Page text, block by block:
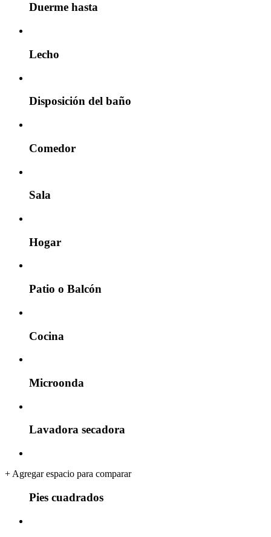
Duerme hasta
Lecho
Disposición del baño
Comedor
Sala
Hogar
Patio o Balcón
Cocina
Microonda
Lavadora secadora
+ Agregar espacio para comparar
Pies cuadrados